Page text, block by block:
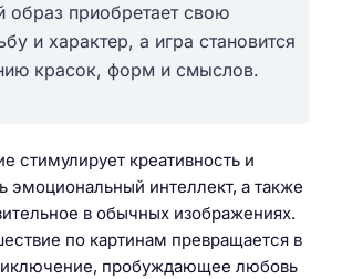
приобретает свою
и характер, а игра становится
красок, форм и смыслов.
стимулирует креативность и
эмоциональный интеллект, а также
в обычных изображениях.
по картинам превращается в
пробуждающее любовь